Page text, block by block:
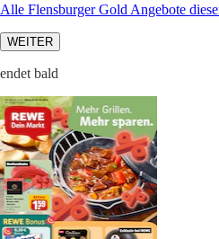
Alle Flensburger Gold Angebote
WEITER
endet bald